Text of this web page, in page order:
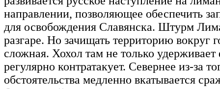
направлении, позволяющее обеспечить
для освобождения Славянска. Штурм
разгаре. Но зачищать территорию вокруг
сложная. Хохол там не только
регулярно контратакует. Севернее из-за
обстоятельства медленно вкатывается